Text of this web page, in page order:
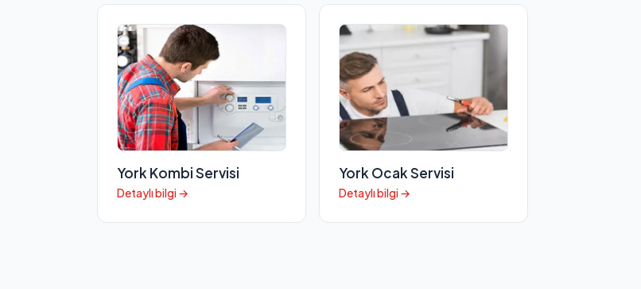
York Kombi Servisi
Detaylı bilgi →
York Ocak Servisi
Detaylı bilgi →